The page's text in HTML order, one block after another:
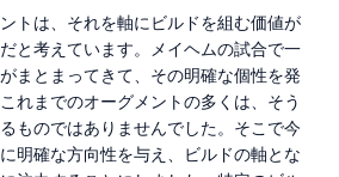
トは、それを軸にビルドを組む価値が
と考えています。メイヘムの試合で一
まとまってきて、その明確な個性を発
れまでのオーグメントの多くは、そう
ものではありませんでした。そこで今
明確な方向性を与え、ビルドの軸とな